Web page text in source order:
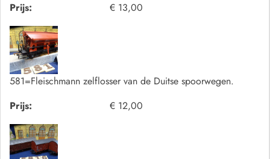
Prijs:
€ 13,00
581=Fleischmann zelflosser van de Duitse spoorwegen.
Prijs:
€ 12,00